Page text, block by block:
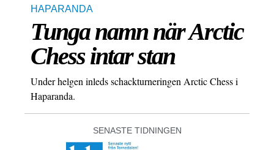
HAPARANDA
Tunga namn när Arctic
Chess intar stan
Under helgen inleds schackturneringen Arctic Chess i
Haparanda.
SENASTE TIDNINGEN